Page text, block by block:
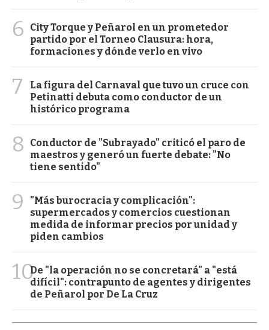
6
City Torque y Peñarol en un prometedor
partido por el Torneo Clausura: hora,
formaciones y dónde verlo en vivo
7
La figura del Carnaval que tuvo un cruce con
Petinatti debuta como conductor de un
histórico programa
8
Conductor de "Subrayado" criticó el paro de
maestros y generó un fuerte debate: "No
tiene sentido"
9
"Más burocracia y complicación":
supermercados y comercios cuestionan
medida de informar precios por unidad y
piden cambios
10De "la operación no se concretará" a "está
difícil": contrapunto de agentes y dirigentes
de Peñarol por De La Cruz